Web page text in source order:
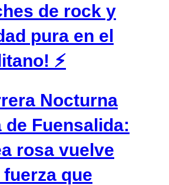
de rock y
pura en el
⚡
Nocturna
de Fuensalida:
rosa vuelve
que